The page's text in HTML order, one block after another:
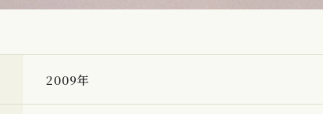
2009年